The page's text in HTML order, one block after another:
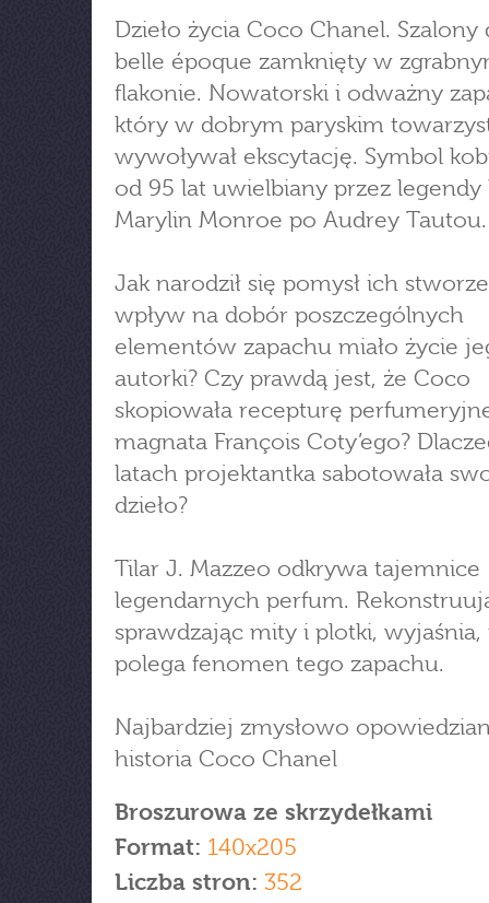
Dzieło życia Coco Chanel. Szalony
belle époque zamknięty w
flakonie. Nowatorski i odważny
który w dobrym paryskim
wywoływał ekscytację. Symbol
od 95 lat uwielbiany przez legendy
Marylin Monroe po Audrey Tautou.
Jak narodził się pomysł ich
wpływ na dobór poszczególnych
elementów zapachu miało życie
autorki? Czy prawdą jest, że Coco
skopiowała recepturę
magnata François Coty’ego?
latach projektantka sabotowała
dzieło?
Tilar J. Mazzeo odkrywa tajemnice
legendarnych perfum.
sprawdzając mity i plotki, wyjaśnia,
polega fenomen tego zapachu.
Najbardziej zmysłowo
historia Coco Chanel
Broszurowa ze skrzydełkami
Format: 140x205
Liczba stron: 352